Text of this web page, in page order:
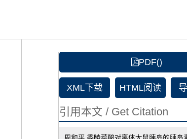
PDF()
XML下载 HTML阅读
引用本文 / Get Citation